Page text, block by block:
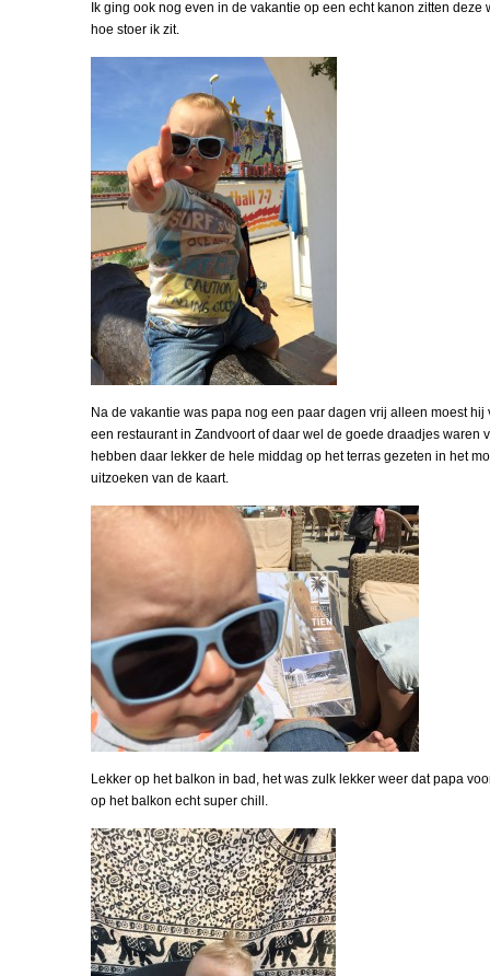
Ik ging ook nog even in de vakantie op een echt kanon zitten deze
hoe stoer ik zit.
Na de vakantie was papa nog een paar dagen vrij alleen moest
een restaurant in Zandvoort of daar wel de goede draadjes waren
hebben daar lekker de hele middag op het terras gezeten in het
uitzoeken van de kaart.
Lekker op het balkon in bad, het was zulk lekker weer dat papa
op het balkon echt super chill.